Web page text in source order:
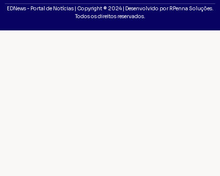
EDNews - Portal de Notícias | Copyright ® 2024 | Desenvolvido por RPenna Soluções.
Todos os direitos reservados.